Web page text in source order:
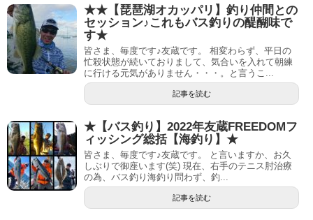
★★【琵琶湖オカッパリ】釣り仲間との
セッション♪これもバス釣りの醍醐味で
す★
皆さま、毎度です♪友蔵です。 相変わらず、平日の
忙殺状態が続いておりまして、気合いを入れて朝練
に行ける元気がありません・・・。と言うこ...
記事を読む
★【バス釣り】2022年友蔵FREEDOMフ
ィッシング総括【海釣り】★
皆さま、毎度です♪友蔵です。 と言いますか、お久
しぶりで御座います(笑) 現在、右手のテニス肘治療
の為、バス釣り海釣り問わず、釣...
記事を読む